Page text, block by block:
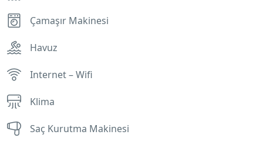
Çamaşır Makinesi
Havuz
Internet – Wifi
Klima
Saç Kurutma Makinesi